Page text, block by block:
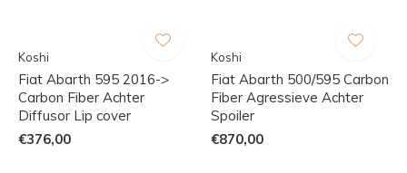
Koshi
Fiat Abarth 595 2016->
Carbon Fiber Achter
Diffusor Lip cover
€376,00
Koshi
Fiat Abarth 500/595 Carbon
Fiber Agressieve Achter
Spoiler
€870,00